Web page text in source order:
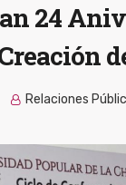
24
Relaciones